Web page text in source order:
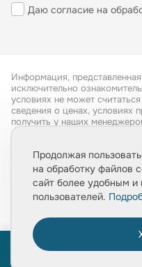
Даю согласие на
Информация,
исключительно
условиях не может
сведения о ценах, условиях
получить у наших
Обработка
Политика
Продолжая
на обработку файлов
сайт более удобным и
пользователей.